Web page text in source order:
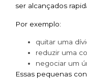
ser alcançados
Por exemplo:
quitar uma
reduzir uma
negociar um
Essas pequenas